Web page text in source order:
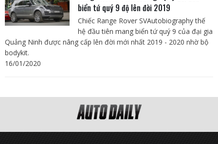
biển tứ quý 9 độ lên đời 2019
Chiếc Range Rover SVAutobiography thế
hệ đầu tiên mang biển tứ quý 9 của đại gia
Quảng Ninh được nâng cấp lên đời mới nhất 2019 - 2020 nhờ bộ
bodykit.
16/01/2020